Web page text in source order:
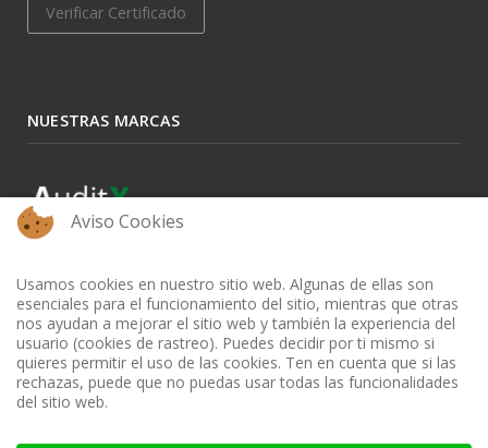
Verificar Certificado
NUESTRAS MARCAS
Aviso Cookies
Usamos cookies en nuestro sitio web. Algunas de ellas son
esenciales para el funcionamiento del sitio, mientras que otras
nos ayudan a mejorar el sitio web y también la experiencia del
usuario (cookies de rastreo). Puedes decidir por ti mismo si
quieres permitir el uso de las cookies. Ten en cuenta que si las
rechazas, puede que no puedas usar todas las funcionalidades
del sitio web.